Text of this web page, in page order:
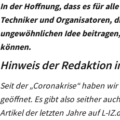
In der Hoffnung, dass es für
Techniker und Organisatoren,
ungewöhnlichen Idee
können.
Hinweis der Redaktion
Seit der „Coronakrise“ haben
geöffnet. Es gibt also seither
Artikel der letzten Jahre auf L-